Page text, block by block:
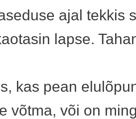
ajal tekkis
lapse.
kas pean
võtma, või on